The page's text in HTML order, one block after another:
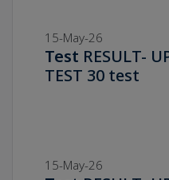
15-May-26
Test RESULT-
TEST 30 test
15-May-26